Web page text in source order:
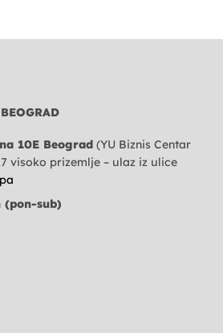
10E Beograd (YU Biznis Centar
visoko prizemlje – ulaz iz ulice
(pon-sub)